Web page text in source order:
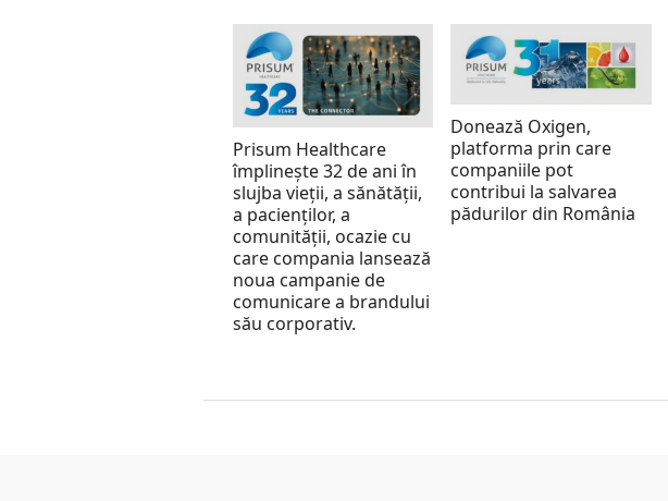
Prisum Healthcare
împlinește 32 de ani în
slujba vieții, a sănătății,
a pacienților, a
comunității, ocazie cu
care compania lansează
noua campanie de
comunicare a brandului
său corporativ.
Donează Oxigen,
platforma prin care
companiile pot
contribui la salvarea
pădurilor din România